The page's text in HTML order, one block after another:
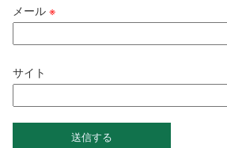
メール※
サイト